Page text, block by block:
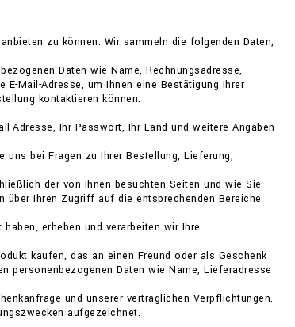
zu können. Wir sammeln die folgenden Daten,
Daten wie Name, Rechnungsadresse,
Mail-Adresse, um Ihnen eine Bestätigung Ihrer
kontaktieren können.
Adresse, Ihr Passwort, Ihr Land und weitere Angaben
uns bei Fragen zu Ihrer Bestellung, Lieferung,
der von Ihnen besuchten Seiten und wie Sie
über Ihren Zugriff auf die entsprechenden Bereiche
erheben und verarbeiten wir Ihre
kaufen, das an einen Freund oder als Geschenk
personenbezogenen Daten wie Name, Lieferadresse
und unserer vertraglichen Verpflichtungen.
aufgezeichnet.